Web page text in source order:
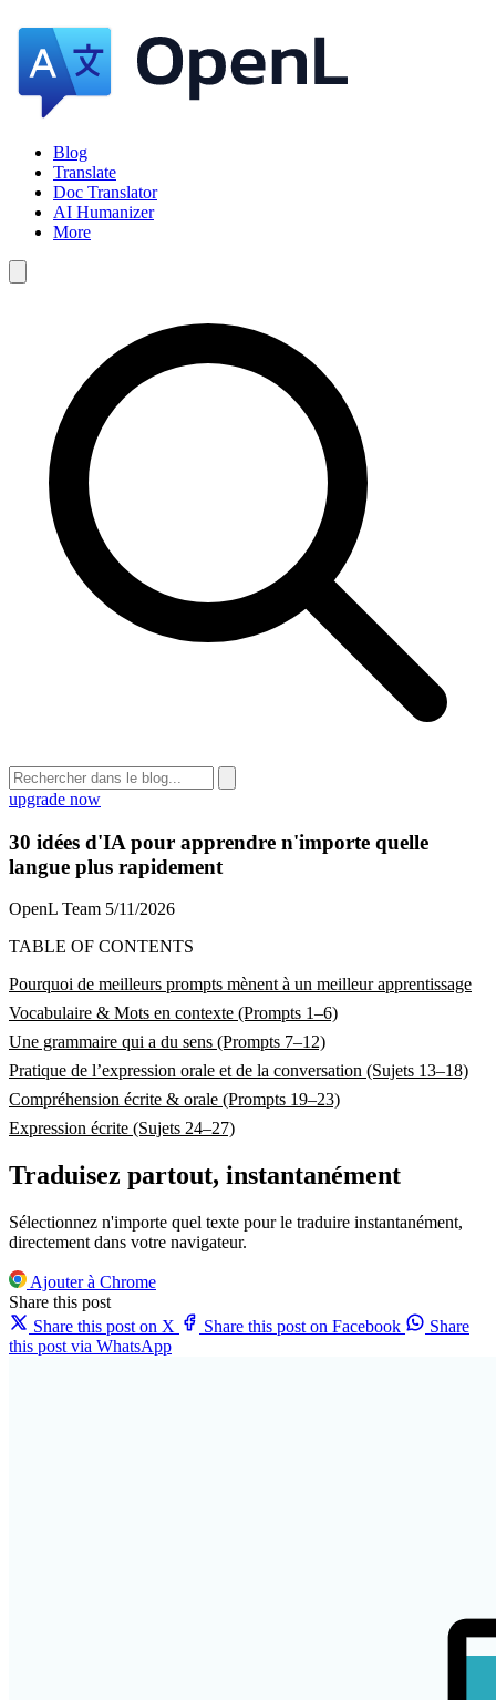
Blog
Translate
Doc Translator
AI Humanizer
More
upgrade now
30 idées d'IA pour apprendre n'importe quelle
langue plus rapidement
OpenL Team 5/11/2026
TABLE OF CONTENTS
Pourquoi de meilleurs prompts mènent à un meilleur apprentissage
Vocabulaire & Mots en contexte (Prompts 1–6)
Une grammaire qui a du sens (Prompts 7–12)
Pratique de l’expression orale et de la conversation (Sujets 13–18)
Compréhension écrite & orale (Prompts 19–23)
Expression écrite (Sujets 24–27)
Traduisez partout, instantanément
Sélectionnez n'importe quel texte pour le traduire instantanément,
directement dans votre navigateur.
Ajouter à Chrome
Share this post
Share this post on X
Share this post on Facebook
Share
this post via WhatsApp